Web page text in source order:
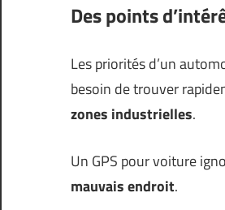
Des points
Les priorités d’un
besoin de trouver
zones industrielles.
Un GPS pour voiture
mauvais endroit.